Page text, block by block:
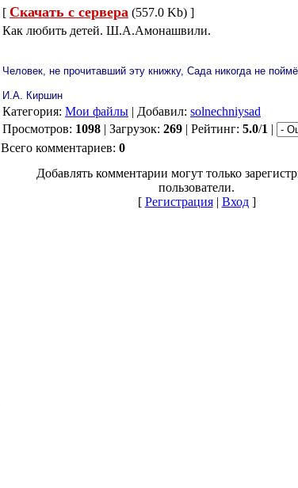
[ Скачать с сервера (557.0 Kb) ]
Как любить детей. Ш.А.Амонашвили.
Человек, не прочитавший эту книжку, Сада никогда не
И.А. Киршин
Категория: Мои файлы | Добавил: solnechniysad
Просмотров: 1098 | Загрузок: 269 | Рейтинг: 5.0/1 |
Всего комментариев: 0
Добавлять комментарии могут только
пользователи.
[ Регистрация| Вход]